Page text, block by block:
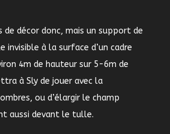
de décor donc, mais un support de
invisible à la surface d’un cadre
4m de hauteur sur 5-6m de
à Sly de jouer avec la
ou d’élargir le champ
aussi devant le tulle.